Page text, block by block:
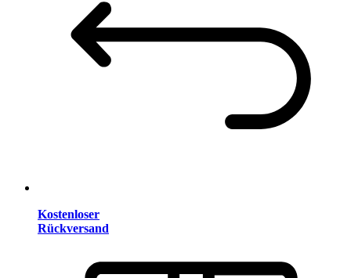
Kostenloser
Rückversand